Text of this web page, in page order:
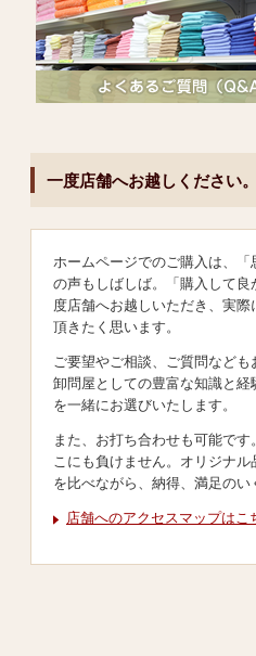
一度店舗へお越しください
ホームページでのご購入は、
の声もしばしば。「購入して
度店舗へお越しいただき、実
頂きたく思います。
ご要望やご相談、ご質問など
卸問屋としての豊富な知識と
を一緒にお選びいたします。
また、お打ち合わせも可能で
こにも負けません。オリジナ
を比べながら、納得、満足の
店舗へのアクセスマップはこ